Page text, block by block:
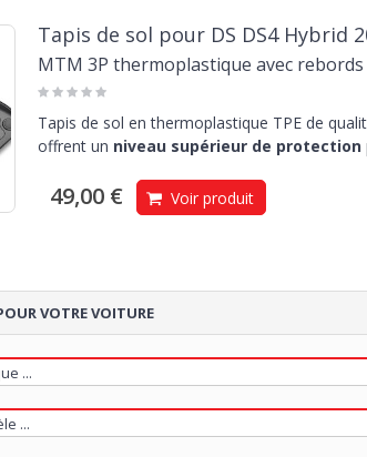
Tapis de sol pour DS DS4 Hybrid
MTM 3P thermoplastique avec
Tapis de sol en thermoplastique TPE de
offrent un niveau supérieur de protection
49,00 € Voir produit
VOTRE VOITURE